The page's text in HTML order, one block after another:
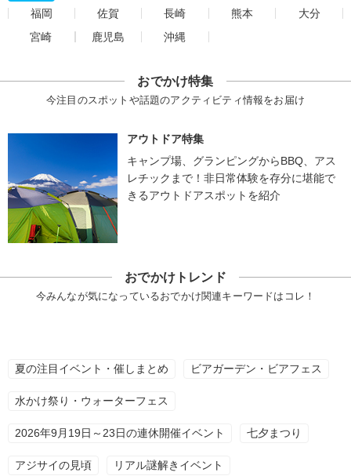
福岡
佐賀 長崎 熊本
大分
宮崎
鹿児島 沖縄
おでかけ特集
今注目のスポットや話題のアクティビティ情報をお届け
アウトドア特集
キャンプ場、グランピングからBBQ、アス
レチックまで！非日常体験を存分に堪能で
きるアウトドアスポットを紹介
おでかけトレンド
今みんなが気になっているおでかけ関連キーワードはコレ！
夏の注目イベント・催しまとめ ビアガーデン・ビアフェス
水かけ祭り・ウォーターフェス
2026年9月19日～23日の連休開催イベント 七夕まつり
アジサイの見頃 リアル謎解きイベント